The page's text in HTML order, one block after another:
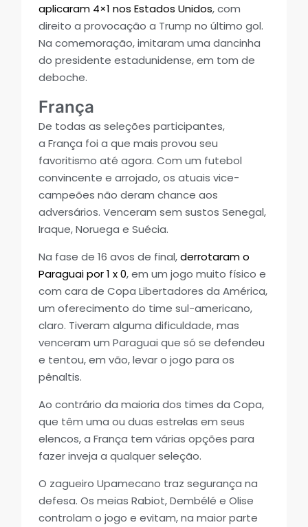
aplicaram 4×1 nos Estados Unidos, com
direito a provocação a Trump no último gol.
Na comemoração, imitaram uma dancinha
do presidente estadunidense, em tom de
deboche.
França
De todas as seleções participantes,
a França foi a que mais provou seu
favoritismo até agora. Com um futebol
convincente e arrojado, os atuais vice-
campeões não deram chance aos
adversários. Venceram sem sustos Senegal,
Iraque, Noruega e Suécia.
Na fase de 16 avos de final,derrotaram o
Paraguai por 1 x 0, em um jogo muito físico e
com cara de Copa Libertadores da América,
um oferecimento do time sul-americano,
claro. Tiveram alguma dificuldade, mas
venceram um Paraguai que só se defendeu
e tentou, em vão, levar o jogo para os
pênaltis.
Ao contrário da maioria dos times da Copa,
que têm uma ou duas estrelas em seus
elencos, a França tem várias opções para
fazer inveja a qualquer seleção.
O zagueiro Upamecano traz segurança na
defesa. Os meias Rabiot, Dembélé e Olise
controlam o jogo e evitam, na maior parte